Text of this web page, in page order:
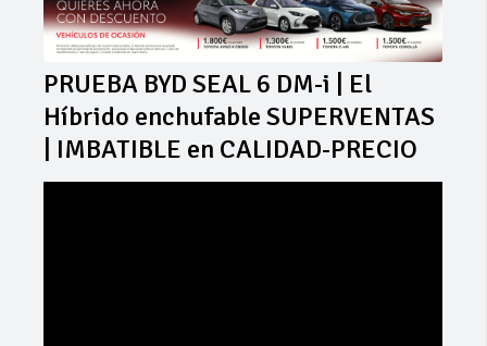
PRUEBA BYD SEAL 6 DM-i | El
Híbrido enchufable SUPERVENTAS
| IMBATIBLE en CALIDAD-PRECIO